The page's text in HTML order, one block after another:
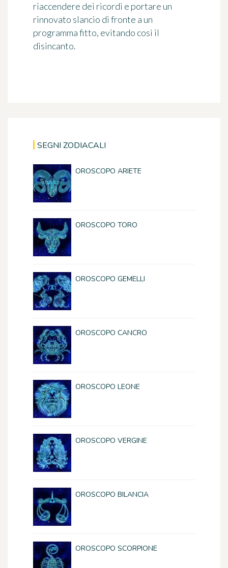
riaccendere dei ricordi e portare un
rinnovato slancio di fronte a un
programma fitto, evitando così il
disincanto.
SEGNI ZODIACALI
OROSCOPO ARIETE
OROSCOPO TORO
OROSCOPO GEMELLI
OROSCOPO CANCRO
OROSCOPO LEONE
OROSCOPO VERGINE
OROSCOPO BILANCIA
OROSCOPO SCORPIONE